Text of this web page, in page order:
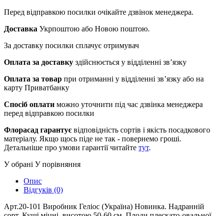
Перед відправкою посилки очікайте дзвінок менеджера.
Доставка Укрпоштою або Новою поштою.
За доставку посилки сплачує отримувач
Оплата за доставку здійснюється у відділенні зв’язку
Оплата за товар при отриманні у відділенні зв’язку або на
карту Приватбанку
Спосіб оплати можно уточнити під час дзвінка менеджера
перед відправкою посилки
Флорасад гарантує відповідність сортів і якість посадкового
матеріалу. Якщо щось піде не так - повернемо гроші.
Детальніше про умови гарантії читайте тут.
У обрані У порівняння
Опис
Відгуків (0)
Арт.20-101 Виробник Геліос (Україна) Новинка. Надранній